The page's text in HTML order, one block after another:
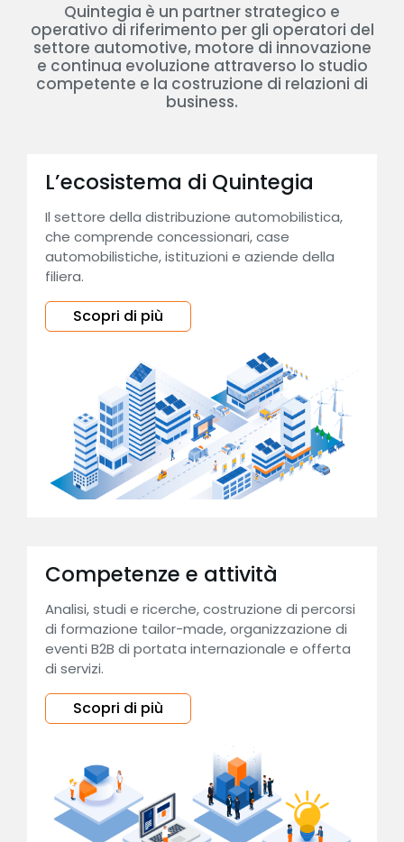
Quintegia è un partner strategico e
operativo di riferimento per gli operatori del
settore automotive, motore di innovazione
e continua evoluzione attraverso lo studio
competente e la costruzione di relazioni di
business.
L’ecosistema di Quintegia
Il settore della distribuzione automobilistica,
che comprende concessionari, case
automobilistiche, istituzioni e aziende della
filiera.
Scopri di più
Competenze e attività
Analisi, studi e ricerche, costruzione di percorsi
di formazione tailor-made, organizzazione di
eventi B2B di portata internazionale e offerta
di servizi.
Scopri di più